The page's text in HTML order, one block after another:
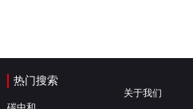
热门搜索
关于我们